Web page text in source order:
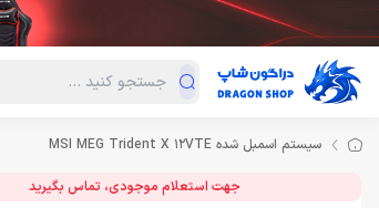
دسته‌بندی محصولات فروش ویژه
سیستم اسمبل شده MSI MEG Trident X 12VTE
جهت استعلام موجودی، تماس بگیرید